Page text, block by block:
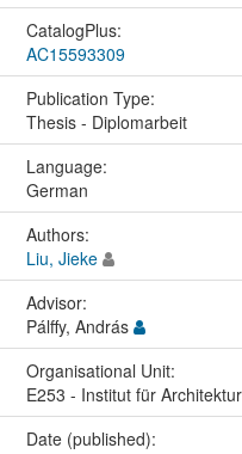
CatalogPlus:
AC15593309
Publication Type:
Thesis - Diplomarbeit
Language:
German
Authors:
Liu, Jieke
Advisor:
Pálffy, András
Organisational Unit:
E253 - Institut für
Date (published):